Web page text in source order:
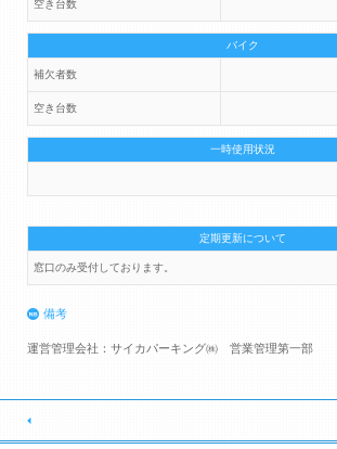
空き台数
バイク
補欠者数
空き台数
一時使用状況
定期更新について
窓口のみ受付しております。
備考
運営管理会社：サイカパーキング㈱ 営業管理第一部